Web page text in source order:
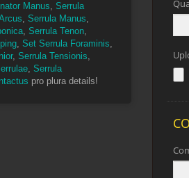
Manus, Serrula
, Serrula Manus,
, Serrula Tenon,
, Set Serrula Foraminis,
, Serrula Tensionis,
, Serrula
pro plura details!